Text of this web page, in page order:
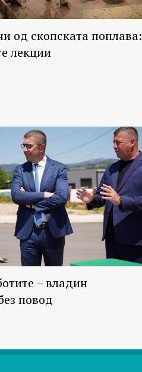
од скопската поплава:
лекции
– владин
повод